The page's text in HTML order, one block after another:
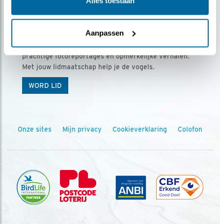
Aanpassen
Ontvang 5 x Vogels voor € 36,00 per jaar
Vogels is het tijdschrift voor onze leden, met
prachtige fotoreportages en opmerkelijke verhalen.
Met jouw lidmaatschap help je de vogels.
WORD LID
Onze sites Mijn privacy Cookieverklaring Colofon